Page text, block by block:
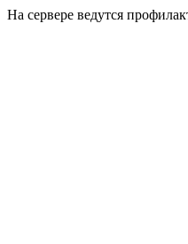
На сервере ведутся